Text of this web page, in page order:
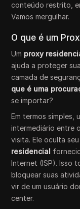
conteúdo restrito,
Vamos mergulhar.
O que é um
Um proxy
ajuda a proteger
camada de
que é uma
se importar?
Em termos simples,
intermediário entre
visita. Ele oculta
residencial
Internet (ISP). Isso
bloquear suas
vir de um usuário
center.